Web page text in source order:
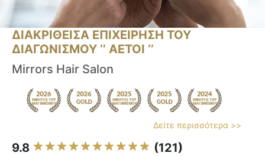
ΔΙΑΚΡΙΘΕΙΣΑ ΕΠΙΧΕΙΡΗΣΗ ΤΟΥ
ΔΙΑΓΩΝΙΣΜΟΥ ‘’ ΑΕΤΟΙ ‘’
Mirrors Hair Salon
Δείτε περισσότερα >>
9.8 (121)